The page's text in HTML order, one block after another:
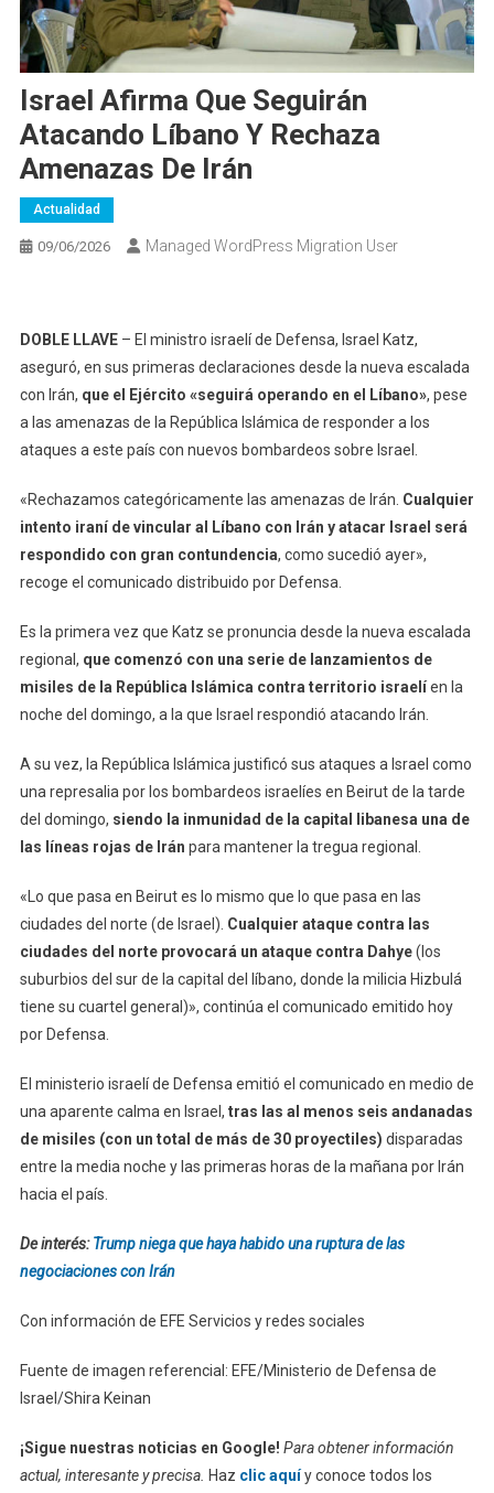
Israel Afirma Que Seguirán
Atacando Líbano Y Rechaza
Amenazas De Irán
Actualidad
09/06/2026 Managed WordPress Migration User
DOBLE LLAVE– El ministro israelí de Defensa, Israel Katz,
aseguró, en sus primeras declaraciones desde la nueva escalada
con Irán, que el Ejército «seguirá operando en el Líbano», pese
a las amenazas de la República Islámica de responder a los
ataques a este país con nuevos bombardeos sobre Israel.
«Rechazamos categóricamente las amenazas de Irán. Cualquier
intento iraní de vincular al Líbano con Irán y atacar Israel será
respondido con gran contundencia, como sucedió ayer»,
recoge el comunicado distribuido por Defensa.
Es la primera vez que Katz se pronuncia desde la nueva escalada
regional, que comenzó con una serie de lanzamientos de
misiles de la República Islámica contra territorio israelíen la
noche del domingo, a la que Israel respondió atacando Irán.
A su vez, la República Islámica justificó sus ataques a Israel como
una represalia por los bombardeos israelíes en Beirut de la tarde
del domingo, siendo la inmunidad de la capital libanesa una de
las líneas rojas de Irán para mantener la tregua regional.
«Lo que pasa en Beirut es lo mismo que lo que pasa en las
ciudades del norte (de Israel). Cualquier ataque contra las
ciudades del norte provocará un ataque contra Dahye(los
suburbios del sur de la capital del líbano, donde la milicia Hizbulá
tiene su cuartel general)», continúa el comunicado emitido hoy
por Defensa.
El ministerio israelí de Defensa emitió el comunicado en medio de
una aparente calma en Israel, tras las al menos seis andanadas
de misiles (con un total de más de 30 proyectiles) disparadas
entre la media noche y las primeras horas de la mañana por Irán
hacia el país.
De interés:Trump niega que haya habido una ruptura de las
negociaciones con Irán
Con información de EFE Servicios y redes sociales
Fuente de imagen referencial: EFE/Ministerio de Defensa de
Israel/Shira Keinan
¡Sigue nuestras noticias en Google! Para obtener información
actual, interesante y precisa. Haz clic aquíy conoce todos los